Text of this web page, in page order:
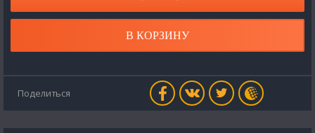
В КОРЗИНУ
Поделиться